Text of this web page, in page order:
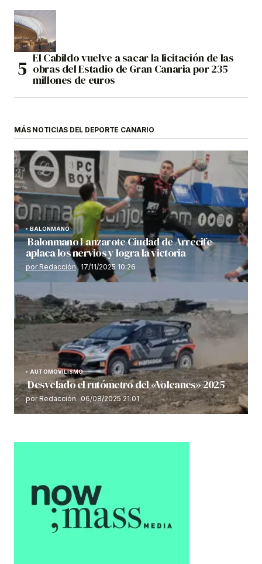
El Cabildo vuelve a sacar la licitación de las
obras del Estadio de Gran Canaria por 235
millones de euros
MÁS NOTICIAS DEL DEPORTE CANARIO
BALONMANO
Balonmano Lanzarote Ciudad de Arrecife
aplaca los nervios y logra la victoria
por Redacción 17/11/2025 10:26
AUTOMOVILISMO
Desvelado el rutómetro del «Volcanes» 2025
por Redacción 06/08/2025 21:01